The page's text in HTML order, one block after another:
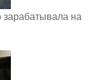
зарабатывала на